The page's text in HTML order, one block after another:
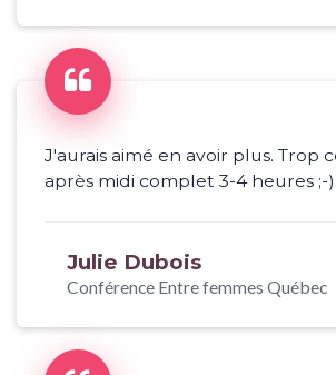
J'aurais aimé en avoir plus. Trop
après midi complet 3-4 heures ;-)
Julie Dubois
Conférence Entre femmes Québec